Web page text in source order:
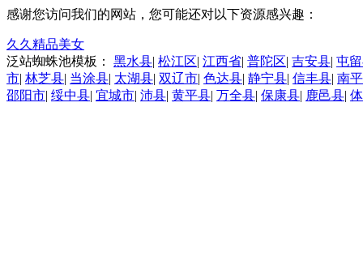
感谢您访问我们的网站，您可能还对以下资源感兴趣：
久久精品美女
泛站蜘蛛池模板： 黑水县| 松江区| 江西省| 普陀区| 吉安县| 屯
市| 林芝县| 当涂县| 太湖县| 双辽市| 色达县| 静宁县| 信丰县| 南
邵阳市| 绥中县| 宜城市| 沛县| 黄平县| 万全县| 保康县| 鹿邑县|